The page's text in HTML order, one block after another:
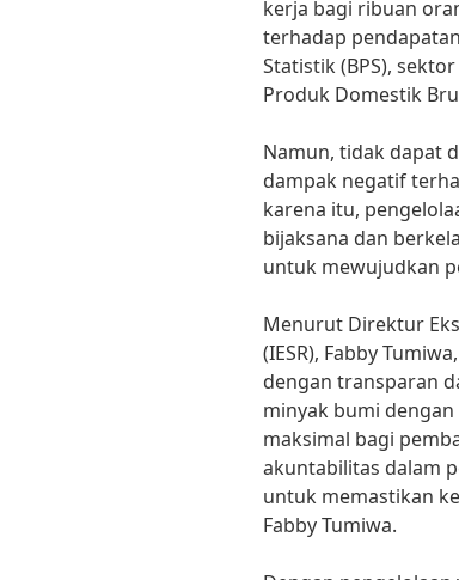
kerja bagi ribuan
terhadap
Statistik (BPS),
Produk Domestik
Namun, tidak dapat
dampak negatif
karena itu,
bijaksana dan
untuk mewujudkan
Menurut Direktur
(IESR), Fabby
dengan transparan
minyak bumi
maksimal bagi
akuntabilitas dalam
untuk memastikan
Fabby Tumiwa.